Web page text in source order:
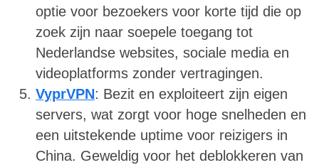
optie voor bezoekers voor korte tijd die op
zoek zijn naar soepele toegang tot
Nederlandse websites, sociale media en
videoplatforms zonder vertragingen.
VyprVPN: Bezit en exploiteert zijn eigen
servers, wat zorgt voor hoge snelheden en
een uitstekende uptime voor reizigers in
China. Geweldig voor het deblokkeren van